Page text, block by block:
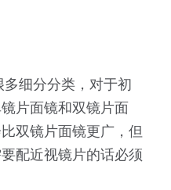
片面镜和双镜片面
双镜片面镜更广，但
配近视镜片的话必须